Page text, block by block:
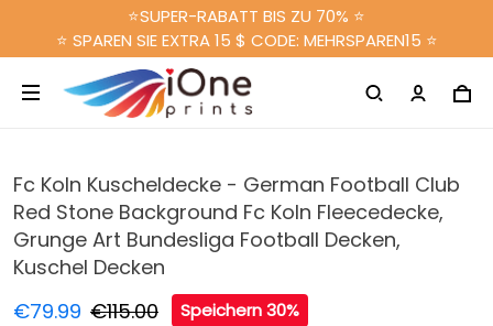
⭐SUPER-RABATT BIS ZU 70% ⭐
⭐ SPAREN SIE EXTRA 15 $ CODE: MEHRSPAREN15 ⭐
Fc Koln Kuscheldecke - German Football Club
Red Stone Background Fc Koln Fleecedecke,
Grunge Art Bundesliga Football Decken,
Kuschel Decken
€79.99 €115.00 Speichern 30%